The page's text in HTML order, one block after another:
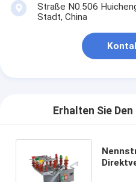
Straße N0.506
Stadt, China
Erhalten Sie